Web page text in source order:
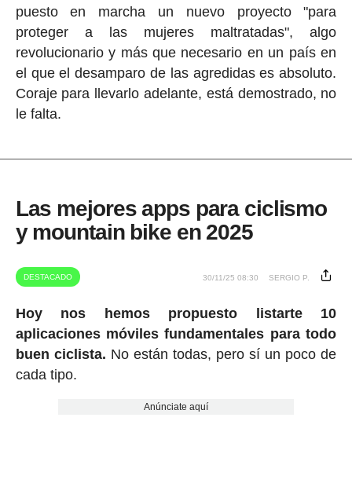
puesto en marcha un nuevo proyecto "para
proteger a las mujeres maltratadas", algo
revolucionario y más que necesario en un país en
el que el desamparo de las agredidas es absoluto.
Coraje para llevarlo adelante, está demostrado, no
le falta.
Las mejores apps para ciclismo
y mountain bike en 2025
DESTACADO 30/11/25 08:30 SERGIO P.
Hoy nos hemos propuesto listarte 10
aplicaciones móviles fundamentales para todo
buen ciclista. No están todas, pero sí un poco de
cada tipo.
Anúnciate aquí